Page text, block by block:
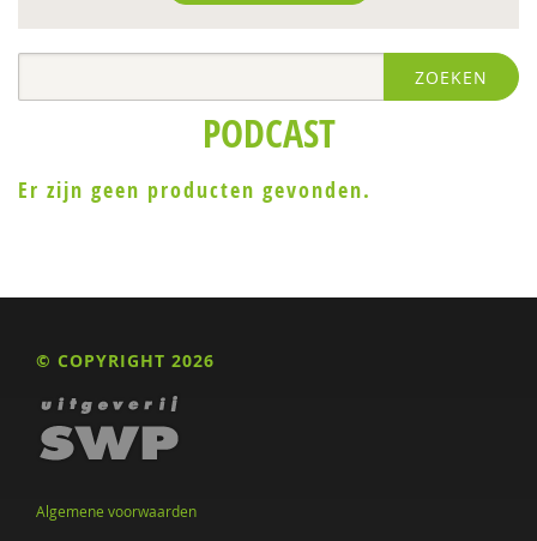
ZOEKEN
PODCAST
Er zijn geen producten gevonden.
© COPYRIGHT 2026
Algemene voorwaarden